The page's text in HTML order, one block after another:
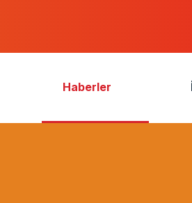
Haberler